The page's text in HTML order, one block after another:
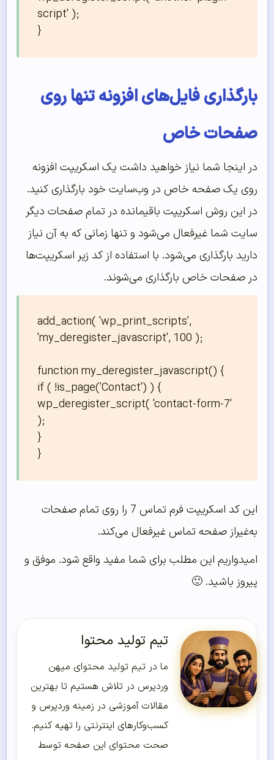
script' );
}
بارگذاری فایل‌های افزونه تنها روی
صفحات خاص
در اینجا شما نیاز خواهید داشت یک اسکریپت افزونه
روی یک صفحه خاص در وب‌سایت خود بارگذاری کنید.
در این روش اسکریپت باقیمانده در تمام صفحات دیگر
سایت شما غیرفعال می‌شود و تنها زمانی که به آن نیاز
دارید بارگذاری می‌شود. با استفاده از کد زیر اسکریپت‌ها
در صفحات خاص بارگذاری می‌شوند.
add_action( 'wp_print_scripts',
'my_deregister_javascript', 100 );
function my_deregister_javascript() {
if ( !is_page('Contact') ) {
wp_deregister_script( 'contact-form-7'
);
}
}
این کد اسکریپت فرم تماس 7 را روی تمام صفحات
به‌غیراز صفحه تماس غیرفعال می‌کند.
امیدواریم این مطلب برای شما مفید واقع شود. موفق و
پیروز باشید. 🙂
تیم تولید محتوا
ما در تیم تولید محتوای میهن
وردپرس در تلاش هستیم تا بهترین
مقالات آموزشی در زمینه وردپرس و
کسب‌و‌کارهای اینترنتی را تهیه کنیم.
صحت محتوای این صفحه توسط